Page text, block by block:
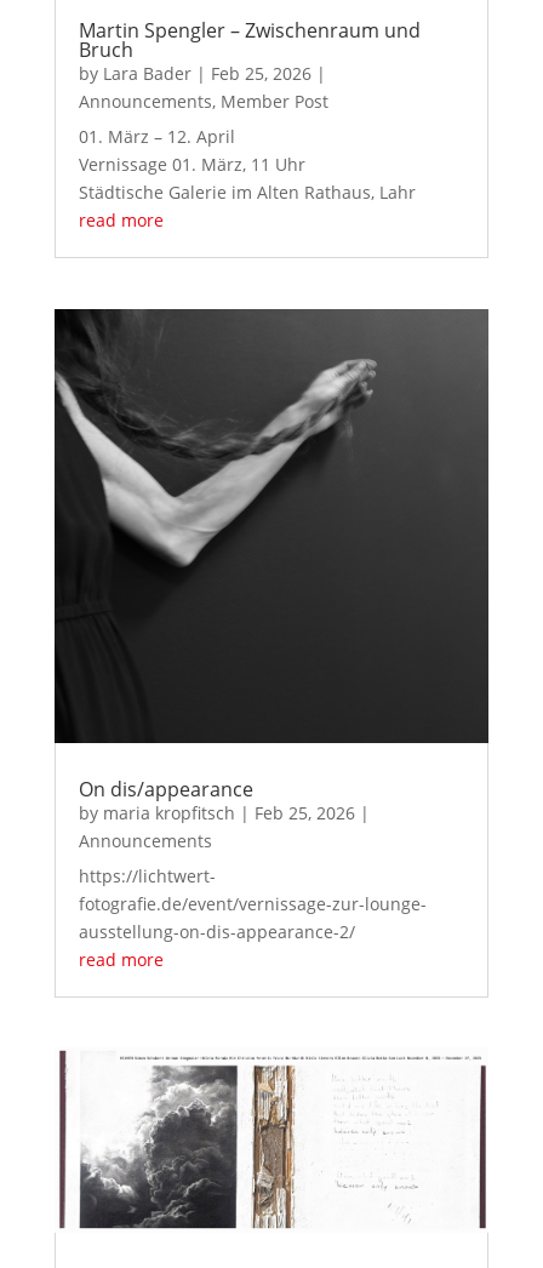
Martin Spengler – Zwischenraum und
Bruch
by Lara Bader| Feb 25, 2026|
Announcements, Member Post
01. März – 12. April
Vernissage 01. März, 11 Uhr
Städtische Galerie im Alten Rathaus, Lahr
read more
On dis/appearance
by maria kropfitsch | Feb 25, 2026|
Announcements
https://lichtwert-
fotografie.de/event/vernissage-zur-lounge-
ausstellung-on-dis-appearance-2/
read more